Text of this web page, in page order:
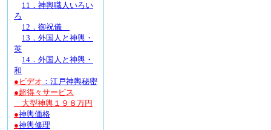
11．神輿職人いろい
ろ
12．御祝儀
13 ． 外国人と神輿・
英
14．外国人と神輿 ・
和
●ビデオ ：江戸神輿秘密
●超得々サービス
大型神輿１９８万円
●神輿価格
●神輿修理